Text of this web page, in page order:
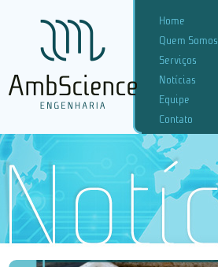
Home
Quem Somos
Serviços
Notícias
Equipe
Contato